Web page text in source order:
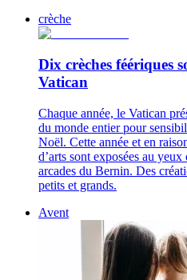
crèche
Dix crèches féériques
Vatican
Chaque année, le Vatican
du monde entier pour
Noël. Cette année et en
d’arts sont exposées au
arcades du Bernin. Des
petits et grands.
Avent